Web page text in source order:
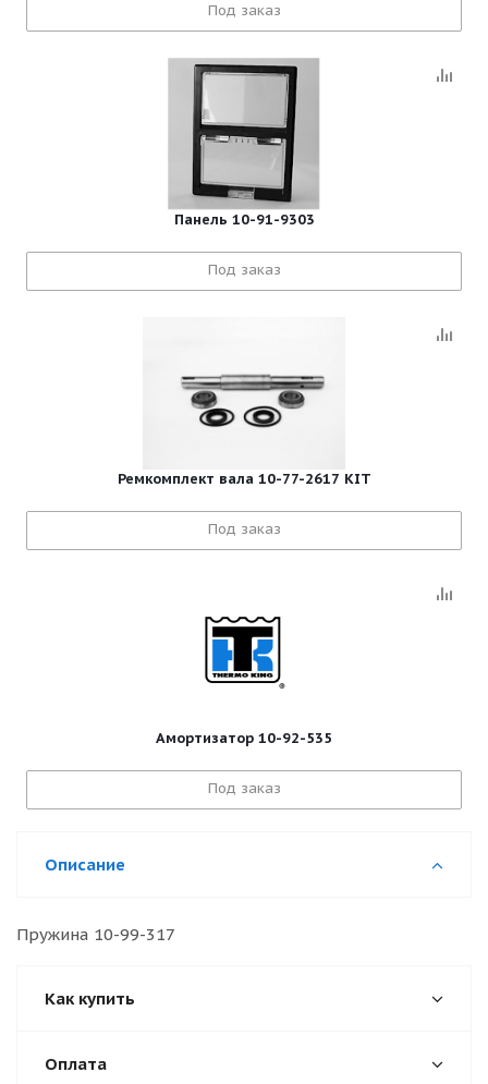
Под заказ
Панель 10-91-9303
Под заказ
Ремкомплект вала 10-77-2617 KIT
Под заказ
Амортизатор 10-92-535
Под заказ
Описание
Пружина 10-99-317
Как купить
Оплата